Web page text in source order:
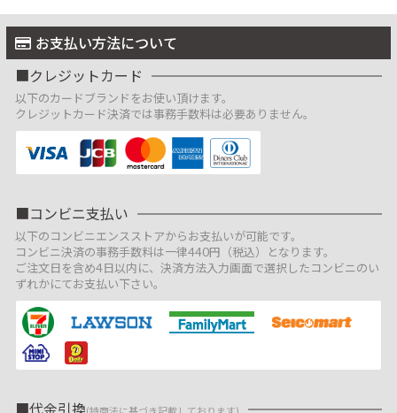
お支払い方法について
クレジットカード
以下のカードブランドをお使い頂けます。
クレジットカード決済では事務手数料は必要ありません。
コンビニ支払い
以下のコンビニエンスストアからお支払いが可能です。
コンビニ決済の事務手数料は一律440円（税込）となります。
ご注文日を含め4日以内に、決済方法入力画面で選択したコンビニのい
ずれかにてお支払い下さい。
代金引換